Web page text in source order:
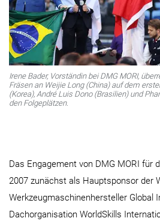
Irene Bader, Vorständin bei DMG MORI,
Fräsen an Weijie Long (China) auf dem
(Korea), André Luis Dono (Brasilien) und
den Folgeplätzen.
Das Engagement von DMG MORI für
2007 zunächst als Hauptsponsor der
Werkzeugmaschinenhersteller Global
Dachorganisation WorldSkills